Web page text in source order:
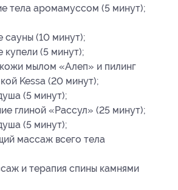
тела аромамуссом (5 минут);
(10 минут);
(5 минут);
мылом «Алеп» и пилинг
Kessa (20 минут);
(5 минут);
глиной «Рассул» (25 минут);
(5 минут);
массаж всего тела
и терапия спины камнями